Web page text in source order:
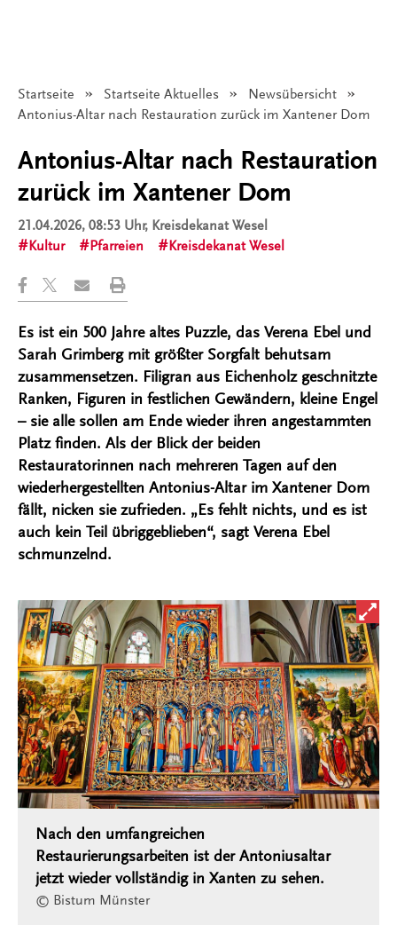
Startseite Startseite Aktuelles
Newsübersicht
Angezeigt:
Antonius-Altar nach Restauration zurück im Xantener Dom
Antonius-Altar nach Restauration
zurück im Xantener Dom
21.04.2026, 08:53 Uhr, Kreisdekanat Wesel
Kultur
Pfarreien Kreisdekanat Wesel
Es ist ein 500 Jahre altes Puzzle, das Verena Ebel und
Sarah Grimberg mit größter Sorgfalt behutsam
zusammensetzen. Filigran aus Eichenholz geschnitzte
Ranken, Figuren in festlichen Gewändern, kleine Engel
– sie alle sollen am Ende wieder ihren angestammten
Platz finden. Als der Blick der beiden
Restauratorinnen nach mehreren Tagen auf den
wiederhergestellten Antonius-Altar im Xantener Dom
fällt, nicken sie zufrieden. „Es fehlt nichts, und es ist
auch kein Teil übriggeblieben“, sagt Verena Ebel
schmunzelnd.
Bild
Nach den umfangreichen
Restaurierungsarbeiten ist der Antoniusaltar
jetzt wieder vollständig in Xanten zu sehen.
© Bistum Münster